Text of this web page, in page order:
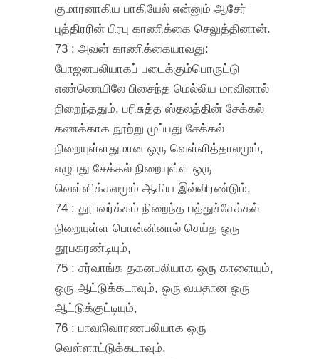
குமாரனாகிய பாகியேல் என்னும் ஆசேர்
புத்திரரின் பிரபு காணிக்கை செலுத்தினான்.
73 : அவன் காணிக்கையாவது:
போஜனபலியாகப் படைக்கும்பொருட்டு
எண்ணெயிலே பிசைந்த மெல்லிய மாவினால்
நிறைந்ததும், பரிசுத்த ஸ்தலத்தின் சேக்கல்
கணக்காக நூற்று முப்பது சேக்கல்
நிறையுள்ளதுமான ஒரு வெள்ளித்தாலமும்,
எழுபது சேக்கல் நிறையுள்ள ஒரு
வெள்ளிக்கலமும் ஆகிய இவ்விரண்டும்,
74 : தூபவர்க்கம் நிறைந்த பத்துச்சேக்கல்
நிறையுள்ள பொன்னினால் செய்த ஒரு
தூபகரண்டியும்,
75 : சர்வாங்க தகனபலியாக ஒரு காளையும்,
ஒரு ஆட்டுக்கடாவும், ஒரு வயதான ஒரு
ஆட்டுக்குட்டியும்,
76 : பாவநிவாரணபலியாக ஒரு
வெள்ளாட்டுக்கடாவும்,